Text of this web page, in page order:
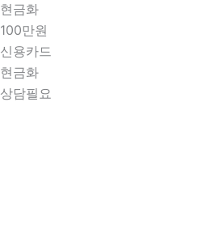
현금화
100만원
신용카드
현금화
상담필요